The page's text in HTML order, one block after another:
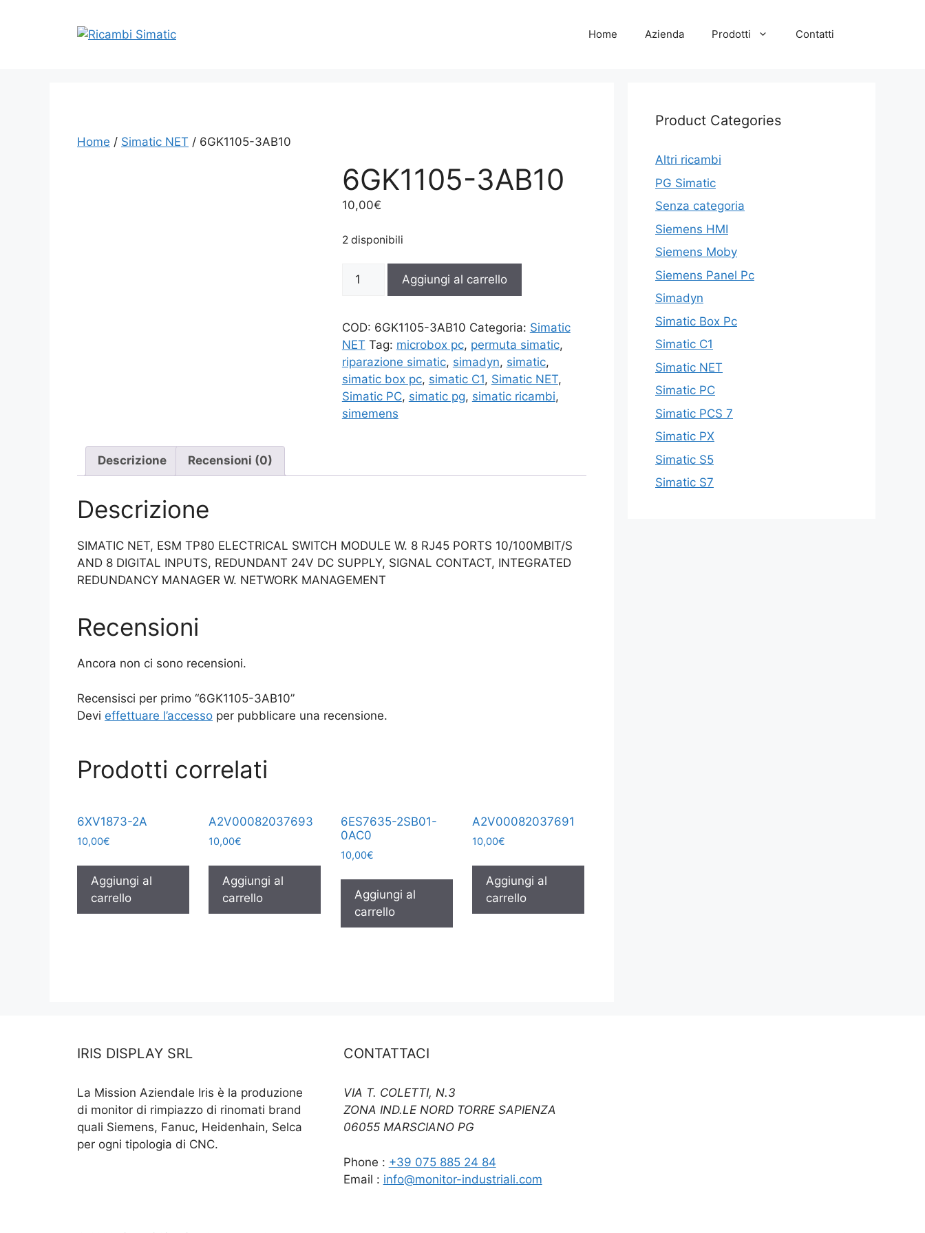
Home Azienda Prodotti Contatti
Home / Simatic NET / 6GK1105-3AB10
6GK1105-3AB10
10,00€
2 disponibili
3AB10
Aggiungi al carrello
COD: 6GK1105-3AB10 Categoria: Simatic
NET Tag: microbox pc, permuta simatic,
riparazione simatic, simadyn, simatic,
simatic box pc, simatic C1, Simatic NET,
Simatic PC, simatic pg, simatic ricambi,
simemens
Descrizione Recensioni (0)
Descrizione
SIMATIC NET, ESM TP80 ELECTRICAL SWITCH MODULE W. 8 RJ45 PORTS 10/100MBIT/S
AND 8 DIGITAL INPUTS, REDUNDANT 24V DC SUPPLY, SIGNAL CONTACT, INTEGRATED
REDUNDANCY MANAGER W. NETWORK MANAGEMENT
Recensioni
Ancora non ci sono recensioni.
Recensisci per primo “6GK1105-3AB10”
Devi effettuare l’accesso per pubblicare una recensione.
Prodotti correlati
6XV1873-2A
10,00€
Aggiungi al
carrello
A2V00082037693
10,00€
Aggiungi al
carrello
6ES7635-2SB01-
0AC0
10,00€
Aggiungi al
carrello
A2V00082037691
10,00€
Aggiungi al
carrello
Product Categories
Altri ricambi
PG Simatic
Senza categoria
Siemens HMI
Siemens Moby
Siemens Panel Pc
Simadyn
Simatic Box Pc
Simatic C1
Simatic NET
Simatic PC
Simatic PCS 7
Simatic PX
Simatic S5
Simatic S7
IRIS DISPLAY SRL
La Mission Aziendale Iris è la produzione
di monitor di rimpiazzo di rinomati brand
quali Siemens, Fanuc, Heidenhain, Selca
per ogni tipologia di CNC.
CONTATTACI
VIA T. COLETTI, N.3
ZONA IND.LE NORD TORRE SAPIENZA
06055 MARSCIANO PG
Phone : +39 075 885 24 84
Email : info@monitor-industriali.com